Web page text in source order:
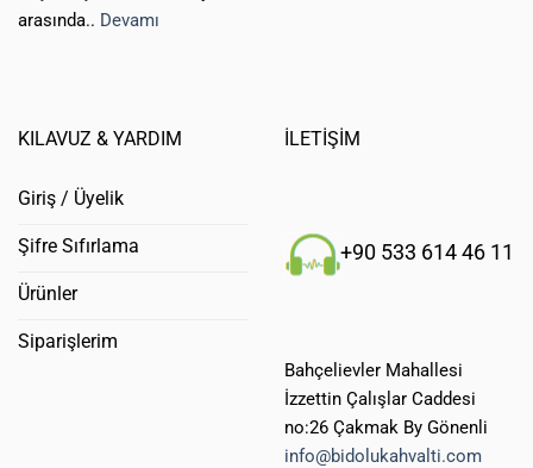
arasında.. Devamı
KILAVUZ & YARDIM
Giriş / Üyelik
Şifre Sıfırlama
Ürünler
Siparişlerim
İLETİŞİM
+90 533 614 46 11
Bahçelievler Mahallesi
İzzettin Çalışlar Caddesi
no:26 Çakmak By Gönenli
info@bidolukahvalti.com